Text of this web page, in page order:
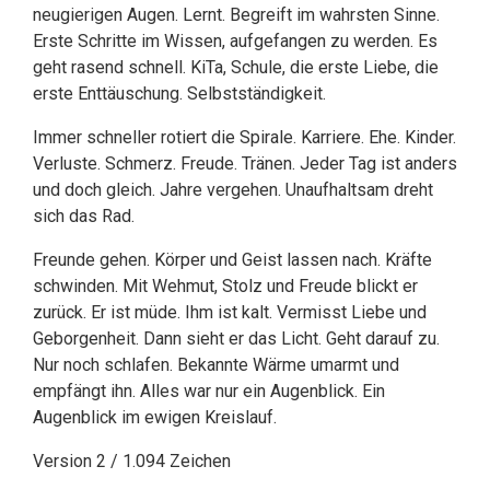
neugierigen Augen. Lernt. Begreift im wahrsten Sinne.
Erste Schritte im Wissen, aufgefangen zu werden. Es
geht rasend schnell. KiTa, Schule, die erste Liebe, die
erste Enttäuschung. Selbstständigkeit.
Immer schneller rotiert die Spirale. Karriere. Ehe. Kinder.
Verluste. Schmerz. Freude. Tränen. Jeder Tag ist anders
und doch gleich. Jahre vergehen. Unaufhaltsam dreht
sich das Rad.
Freunde gehen. Körper und Geist lassen nach. Kräfte
schwinden. Mit Wehmut, Stolz und Freude blickt er
zurück. Er ist müde. Ihm ist kalt. Vermisst Liebe und
Geborgenheit. Dann sieht er das Licht. Geht darauf zu.
Nur noch schlafen. Bekannte Wärme umarmt und
empfängt ihn. Alles war nur ein Augenblick. Ein
Augenblick im ewigen Kreislauf.
Version 2 / 1.094 Zeichen